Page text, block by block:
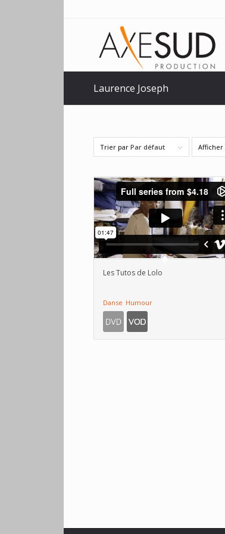
Laurence Joseph
Trier par Par défaut Afficher
Les Tutos de Lolo
Danse Humour